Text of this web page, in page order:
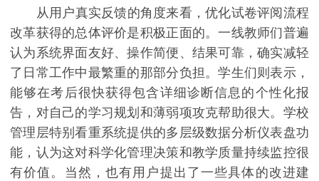
从用户真实反馈的角度来看，优化试卷评阅流程
改革获得的总体评价是积极正面的。一线教师们普遍
认为系统界面友好、操作简便、结果可靠，确实减轻
了日常工作中最繁重的那部分负担。学生们则表示，
能够在考后很快获得包含详细诊断信息的个性化报
告，对自己的学习规划和薄弱项攻克帮助很大。学校
管理层特别看重系统提供的多层级数据分析仪表盘功
能，认为这对科学化管理决策和教学质量持续监控很
有价值。当然，也有用户提出了一些具体的改进建